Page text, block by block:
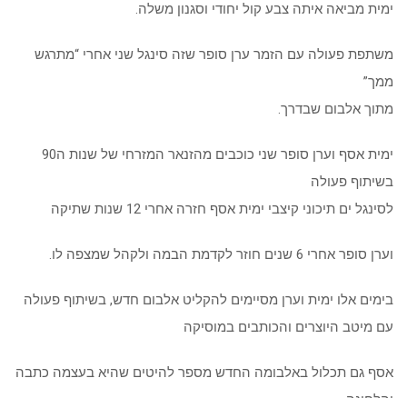
ימית מביאה איתה צבע קול יחודי וסגנון משלה.
משתפת פעולה עם הזמר ערן סופר שזה סינגל שני אחרי “מתרגש
ממך”
מתוך אלבום שבדרך.
ימית אסף וערן סופר שני כוכבים מהזנאר המזרחי של שנות ה90
בשיתוף פעולה
לסינגל ים תיכוני קיצבי ימית אסף חזרה אחרי 12 שנות שתיקה
וערן סופר אחרי 6 שנים חוזר לקדמת הבמה ולקהל שמצפה לו.
בימים אלו ימית וערן מסיימים להקליט אלבום חדש, בשיתוף פעולה
עם מיטב היוצרים והכותבים במוסיקה
אסף גם תכלול באלבומה החדש מספר להיטים שהיא בעצמה כתבה